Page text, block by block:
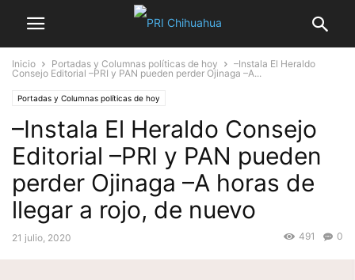
Inicio Portadas y Columnas políticas de hoy
–Instala El Heraldo
Consejo Editorial –PRI y PAN pueden perder Ojinaga –A...
Portadas y Columnas políticas de hoy
–Instala El Heraldo Consejo
Editorial –PRI y PAN pueden
perder Ojinaga –A horas de
llegar a rojo, de nuevo
21 julio, 2020 0
491